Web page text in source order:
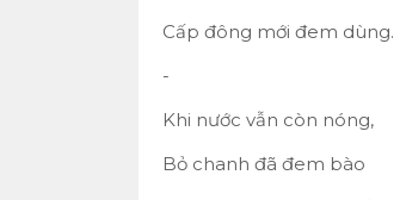
Cấp đông mới đem dùng.
-
Khi nước vẫn còn nóng,
Bỏ chanh đã đem bào